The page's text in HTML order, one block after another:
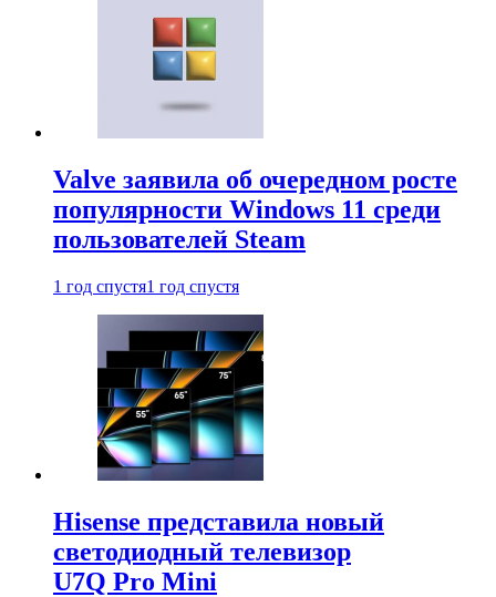
Valve заявила об очередном росте
популярности Windows 11 среди
пользователей Steam
1 год спустя1 год спустя
Hisense представила новый
светодиодный телевизор
U7Q Pro Mini